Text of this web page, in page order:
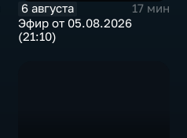
6 августа
17 мин
Эфир от 05.08.2026
(21:10)